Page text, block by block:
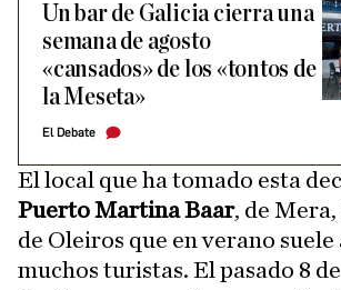
Un bar de Galicia cierra una
semana de agosto
«cansados» de los «tontos de
la Meseta»
El Debate
El local que ha tomado esta
Puerto Martina Baar, de
de Oleiros que en verano suele
muchos turistas. El pasado 8